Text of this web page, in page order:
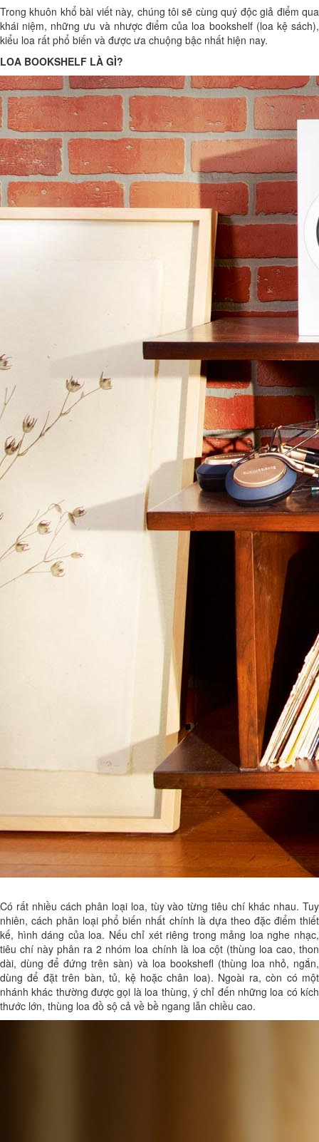
Trong khuôn khổ bài viết này, chúng tôi sẽ cùng quý độc giả điểm qua
khái niệm, những ưu và nhược điểm của loa bookshelf (loa kệ sách),
kiểu loa rất phổ biến và được ưa chuộng bậc nhất hiện nay.
LOA BOOKSHELF LÀ GÌ?
Có rất nhiều cách phân loại loa, tùy vào từng tiêu chí khác nhau. Tuy
nhiên, cách phân loại phổ biến nhất chính là dựa theo đặc điểm thiết
kế, hình dáng của loa. Nếu chỉ xét riêng trong mảng loa nghe nhạc,
tiêu chí này phân ra 2 nhóm loa chính là loa cột (thùng loa cao, thon
dài, dùng để đứng trên sàn) và loa bookshefl (thùng loa nhỏ, ngắn,
dùng để đặt trên bàn, tủ, kệ hoặc chân loa). Ngoài ra, còn có một
nhánh khác thường được gọi là loa thùng, ý chỉ đến những loa có kích
thước lớn, thùng loa đồ sộ cả về bề ngang lẫn chiều cao.